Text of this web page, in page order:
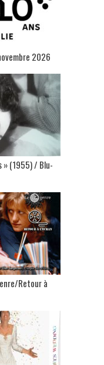
2026
(1955) / Blu-
Retour à